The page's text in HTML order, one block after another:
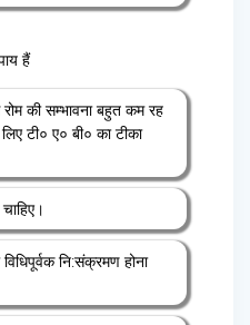
हैं
की सम्भावना बहुत कम रह
टी० ए० बी० का टीका
नि:संक्रमण होना